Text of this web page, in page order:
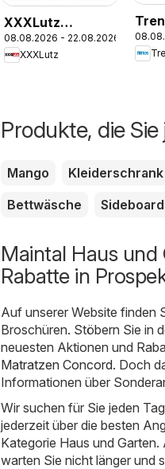
XXXLutz
Prospekt
08.08.2026 - 22.08.2026
XXXLutz
Produkte, die
Mango Kleiderschrank
Bettwäsche
Sideboard
Maintal Haus
Rabatte in
Auf unserer Website finden
Broschüren. Stöbern Sie in
neuesten Aktionen und
Matratzen Concord. Doch
Informationen über
Wir suchen für Sie jeden
jederzeit über die besten
Kategorie Haus und
warten Sie nicht länger und